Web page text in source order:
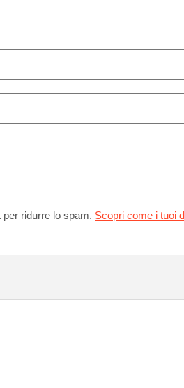
ridurre lo spam. Scopri come i tuoi